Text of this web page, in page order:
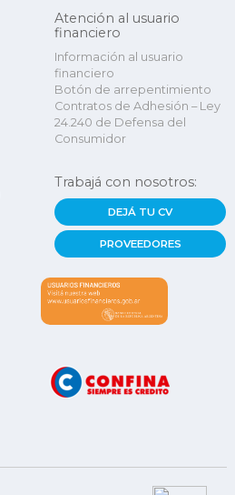
Atención al usuario
financiero
Información al usuario
financiero
Botón de arrepentimiento
Contratos de Adhesión – Ley
24.240 de Defensa del
Consumidor
Trabajá con nosotros:
DEJÁ TU CV
PROVEEDORES